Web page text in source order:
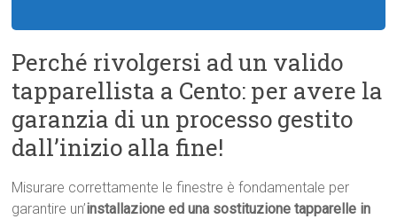
Perché rivolgersi ad un valido
tapparellista a Cento: per avere la
garanzia di un processo gestito
dall’inizio alla fine!
Misurare correttamente le finestre è fondamentale per
garantire un’installazione ed una sostituzione tapparelle in